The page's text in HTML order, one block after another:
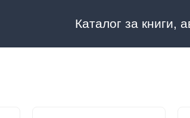
Каталог за книги,